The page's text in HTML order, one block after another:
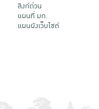
ลิงก์ด่วน
แผนที่ มก.
แผนผังเว็บไซต์